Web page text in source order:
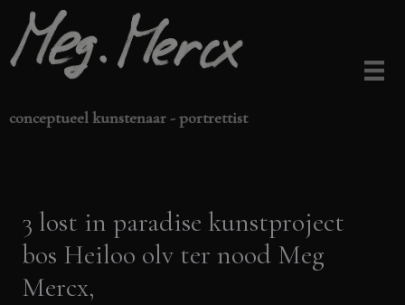
naar
de
conceptueel kunstenaar - portrettist
3 lost in paradise kunstproject
bos Heiloo olv ter nood Meg
Mercx,